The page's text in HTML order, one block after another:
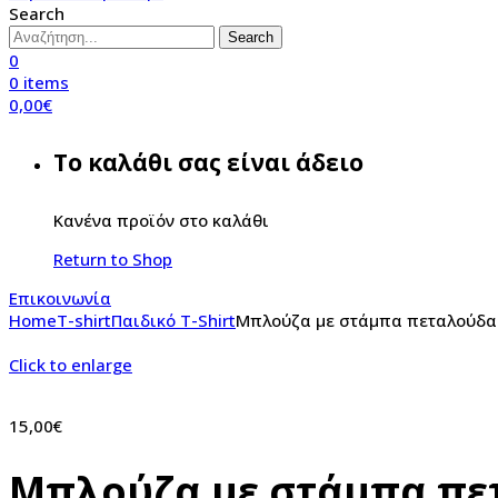
Search
Search
0
0 items
0,00€
Το καλάθι σας είναι άδειο
Κανένα προϊόν στο καλάθι
Return to Shop
Επικοινωνία
HomeT-shirtΠαιδικό T-ShirtΜπλούζα με στάμπα πεταλούδα
Click to enlarge
15,00€